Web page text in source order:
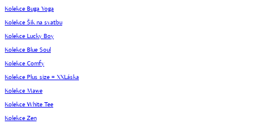
Kolekce Buga Yoga
Kolekce Šik na svatbu
Kolekce Lucky Boy
Kolekce Blue Soul
Kolekce Comfy
Kolekce Plus size = XXLáska
Kolekce Mawe
Kolekce White Tee
Kolekce Zen